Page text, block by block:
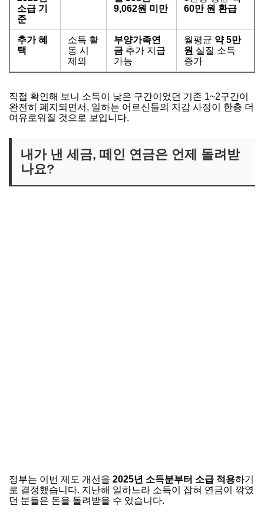
소급 기
준
9,062원 미만
60만 원 환급
추가 혜
택
소득 활
동 시
제외
부양가족연
금 추가 지급
가능
월평균 약 5만
원 실질 소득
증가
직접 확인해 보니 소득이 낮은 구간이었던 기존 1~2구간이
완전히 폐지되면서, 일하는 어르신들의 지갑 사정이 한층 더
여유로워질 것으로 보입니다.
내가 낸 세금, 떼인 연금은 언제 돌려받
나요?
정부는 이번 제도 개선을 2025년 소득분부터 소급 적용하기
로 결정했습니다. 지난해 일하느라 소득이 잡혀 연금이 깎였
던 분들은 돈을 돌려받을 수 있습니다.